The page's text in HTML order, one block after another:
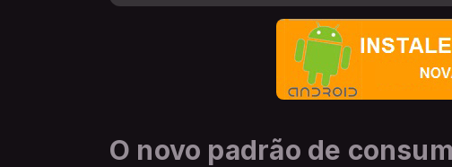
O novo padrão de